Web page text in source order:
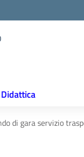
Didattica
di gara servizio